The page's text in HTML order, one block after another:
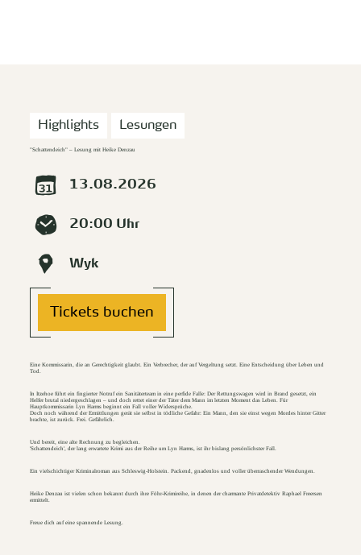
Highlights Lesungen
"Schattendeich" – Lesung mit Heike Denzau
13.08.2026
20:00 Uhr
Wyk
Tickets buchen
Eine Kommissarin, die an Gerechtigkeit glaubt. Ein Verbrecher, der auf Vergeltung setzt. Eine Entscheidung über Leben und
Tod.
In Itzehoe führt ein fingierter Notruf ein Sanitäterteam in eine perfide Falle: Der Rettungswagen wird in Brand gesetzt, ein
Helfer brutal niedergeschlagen – und doch rettet einer der Täter dem Mann im letzten Moment das Leben. Für
Hauptkommissarin Lyn Harms beginnt ein Fall voller Widersprüche.
Doch noch während der Ermittlungen gerät sie selbst in tödliche Gefahr: Ein Mann, den sie einst wegen Mordes hinter Gitter
brachte, ist zurück. Frei. Gefährlich.
Und bereit, eine alte Rechnung zu begleichen.
'Schattendeich', der lang erwartete Krimi aus der Reihe um Lyn Harms, ist ihr bislang persönlichster Fall.
Ein vielschichtiger Kriminalroman aus Schleswig-Holstein. Packend, gnadenlos und voller überraschender Wendungen.
Heike Denzau ist vielen schon bekannt durch ihre Föhr-Krimireihe, in denen der charmante Privatdetektiv Raphael Freersen
ermittelt.
Freue dich auf eine spannende Lesung.